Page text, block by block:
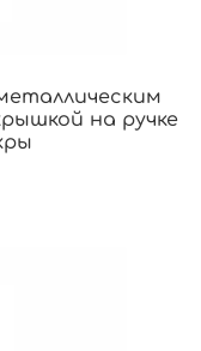
на ручке